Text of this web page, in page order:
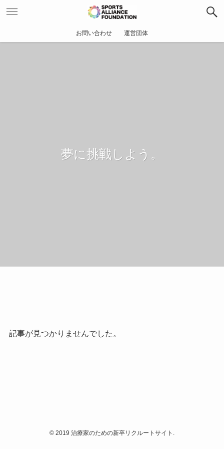
お問い合わせ 運営団体
夢に挑戦しよう。
記事が見つかりませんでした。
© 2019 治療家のための新卒リクルートサイト.